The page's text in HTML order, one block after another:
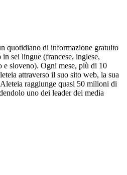
quotidiano di informazione gratuito
sei lingue (francese, inglese,
e sloveno). Ogni mese, più di 10
attraverso il suo sito web, la sua
raggiunge quasi 50 milioni di
uno dei leader dei media